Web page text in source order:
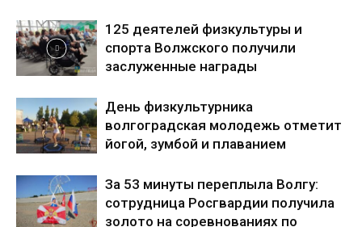
125 деятелей физкультуры и
спорта Волжского получили
заслуженные награды
День физкультурника
волгоградская молодежь отметит
йогой, зумбой и плаванием
За 53 минуты переплыла Волгу:
сотрудница Росгвардии получила
золото на соревнованиях по